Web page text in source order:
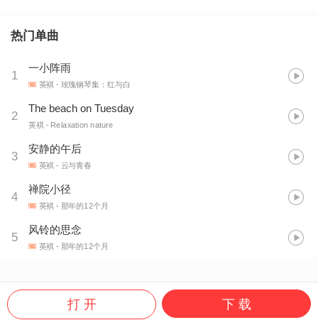
热门单曲
1
一小阵雨
英褀 - 玫瑰钢琴集：红与白
2
The beach on Tuesday
英褀- Relaxation nature
3
安静的午后
英褀 - 云与青春
4
禅院小径
英褀 - 那年的12个月
5
风铃的思念
英褀 - 那年的12个月
打 开 下 载